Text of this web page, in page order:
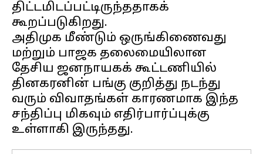
திட்டமிடப்பட்டிருந்ததாகக்
கூறப்படுகிறது.
அதிமுக மீண்டும் ஒருங்கிணைவது
மற்றும் பாஜக தலைமையிலான
தேசிய ஜனநாயகக் கூட்டணியில்
தினகரனின் பங்கு குறித்து நடந்து
வரும் விவாதங்கள் காரணமாக இந்த
சந்திப்பு மிகவும் எதிர்பார்ப்புக்கு